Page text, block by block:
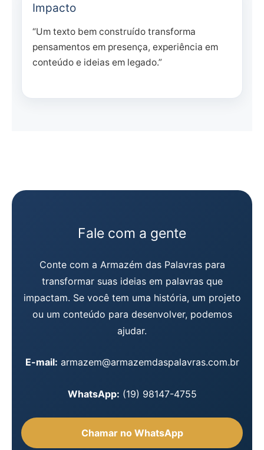
Impacto
“Um texto bem construído transforma
pensamentos em presença, experiência em
conteúdo e ideias em legado.”
Fale com a gente
Conte com a Armazém das Palavras para
transformar suas ideias em palavras que
impactam. Se você tem uma história, um projeto
ou um conteúdo para desenvolver, podemos
ajudar.
E-mail: armazem@armazemdaspalavras.com.br
WhatsApp: (19) 98147-4755
Chamar no WhatsApp